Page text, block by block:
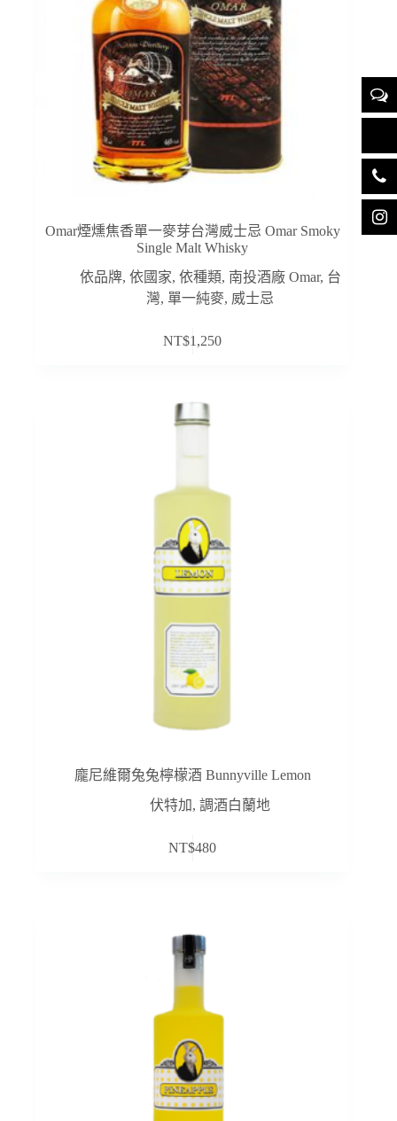
Omar煙燻焦香單一麥芽台灣威士忌 Omar Smoky
Single Malt Whisky
依品牌, 依國家, 依種類, 南投酒廠 Omar, 台
灣, 單一純麥, 威士忌
NT$1,250
龐尼維爾兔兔檸檬酒 Bunnyville Lemon
伏特加,調酒白蘭地
NT$480